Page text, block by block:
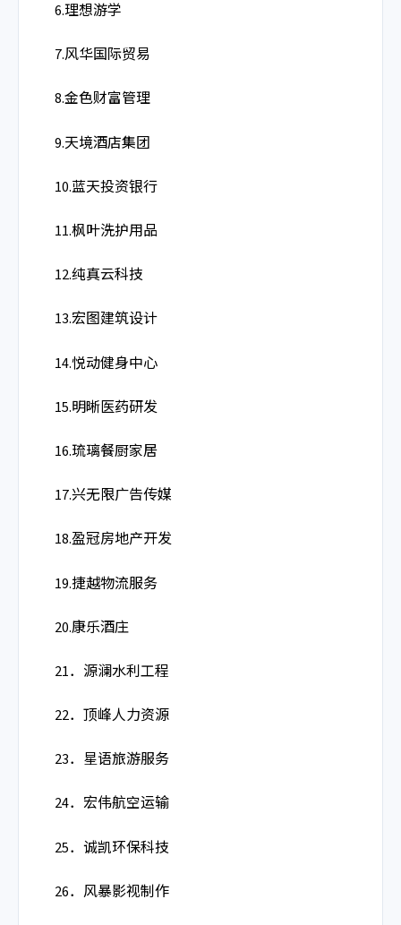
6.理想游学
7.风华国际贸易
8.金色财富管理
9.天境酒店集团
10.蓝天投资银行
11.枫叶洗护用品
12.纯真云科技
13.宏图建筑设计
14.悦动健身中心
15.明晰医药研发
16.琉璃餐厨家居
17.兴无限广告传媒
18.盈冠房地产开发
19.捷越物流服务
20.康乐酒庄
21．源澜水利工程
22．顶峰人力资源
23．星语旅游服务
24．宏伟航空运输
25．诚凯环保科技
26．风暴影视制作